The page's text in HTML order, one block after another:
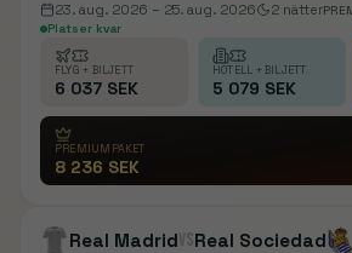
23. aug. 2026 – 25. aug. 2026 2 nätter
Platser kvar
FLYG + BILJETT
6 037 SEK
HOTELL + BILJETT
5 079 SEK
PREMIUMPAKET
8 236 SEK
Real MadridvsReal Sociedad